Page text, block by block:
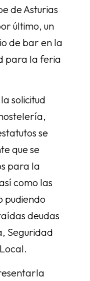
de Asturias
último, un
de bar en la
para la feria
solicitud
se
que se
para la
como las
pudiendo
deudas
Seguridad